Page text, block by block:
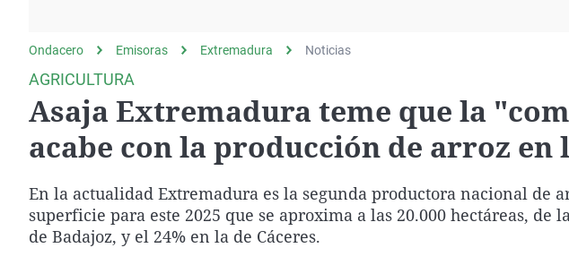
Operación Viuda
Negra
Ondacero Emisoras Extremadura Noticias
AGRICULTURA
Asaja Extremadura teme que la
acabe con la producción de arroz en
En la actualidad Extremadura es la segunda productora nacional de
superficie para este 2025 que se aproxima a las 20.000 hectáreas, de
de Badajoz, y el 24% en la de Cáceres.